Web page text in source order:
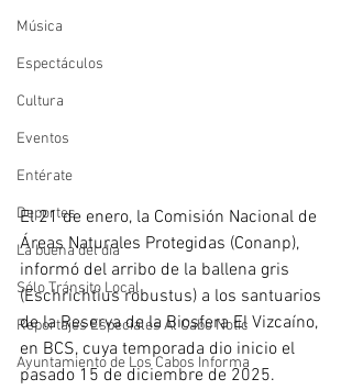
Música
Espectáculos
Cultura
Eventos
Entérate
Deportes
La buena del día
Sólo Tránsito Local
Reportajes Especiales Al Cabo Notic
Ayuntamiento de Los Cabos Informa
El 21 de enero, la Comisión Nacional de
Áreas Naturales Protegidas (Conanp),
informó del arribo de la ballena gris
(Eschrichtius robustus) a los santuarios
de la Reserva de la Biosfera El Vizcaíno,
en BCS, cuya temporada dio inicio el
pasado 15 de diciembre de 2025.